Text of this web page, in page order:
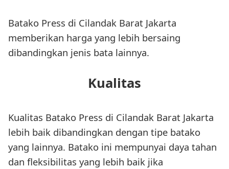
Batako Press di Cilandak Barat Jakarta
memberikan harga yang lebih bersaing
dibandingkan jenis bata lainnya.
Kualitas
Kualitas Batako Press di Cilandak Barat Jakarta
lebih baik dibandingkan dengan tipe batako
yang lainnya. Batako ini mempunyai daya tahan
dan fleksibilitas yang lebih baik jika